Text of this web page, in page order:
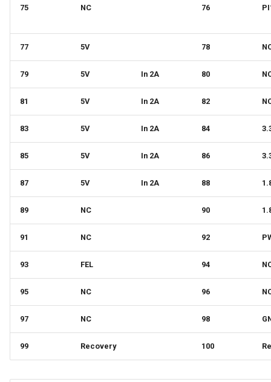
75 NC 76
77 5V 78
79 5V In 2A 80
81 5V In 2A 82
83 5V In 2A 84
85 5V In 2A 86
87 5V In 2A 88
89 NC 90
91 NC 92
93 FEL 94
95 NC 96
97 NC 98
99 Recovery 100